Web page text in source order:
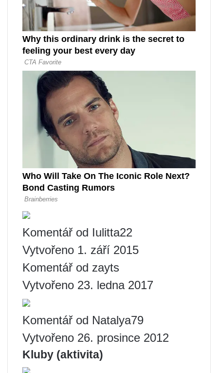
Komentář od Iulitta22
Vytvořeno 1. září 2015
Komentář od zayts
Vytvořeno 23. ledna 2017
Komentář od Natalya79
Vytvořeno 26. prosince 2012
Kluby (aktivita)